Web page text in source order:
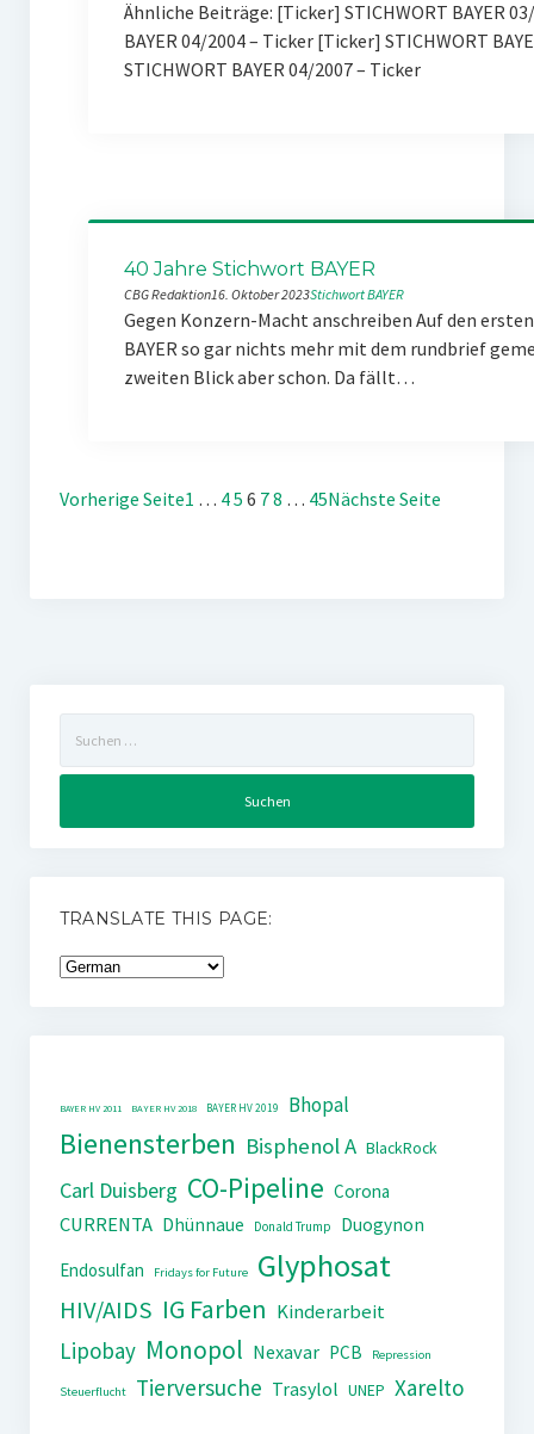
Ähnliche Beiträge: [Ticker] STICHWORT BAYER
BAYER 04/2004 – Ticker [Ticker] STICHWORT
STICHWORT BAYER 04/2007 – Ticker
40 Jahre Stichwort BAYER
CBG Redaktion16. Oktober 2023Stichwort BAYER
Gegen Konzern-Macht anschreiben Auf den
BAYER so gar nichts mehr mit dem rundbrief
zweiten Blick aber schon. Da fällt…
Vorherige Seite1 … 45 6 78 … 45Nächste Seite
nach:
TRANSLATE THIS PAGE:
BAYER HV 2011 BAYER HV 2018 BAYER HV 2019 Bhopal
Bienensterben Bisphenol A BlackRock
Carl Duisberg CO-Pipeline Corona
CURRENTA Dhünnaue Donald Trump
Duogynon
Endosulfan
Fridays for Future Glyphosat
HIV/AIDS IG Farben Kinderarbeit
Lipobay Monopol Nexavar PCB Repression
Steuerflucht Tierversuche Trasylol UNEP Xarelto